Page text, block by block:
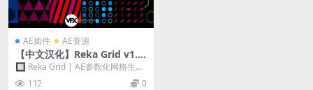
AE插件 AE资源
【中文汉化】Reka Grid v1.3.
5 Win/Mac AE图形矩阵网格
排列自定义动画生成插件
🔲 Reka Grid | AE参数化网格生成
神器 每个点都是可动画的形状 ⚡️...
112 0